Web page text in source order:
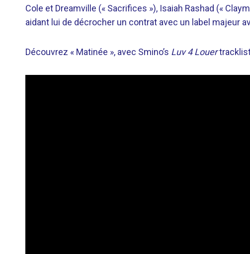
Cole et Dreamville (« Sacrifices »), Isaiah Rashad («
aidant lui de décrocher un contrat avec un label majeur
Découvrez « Matinée », avec Smino’s Luv 4 Louer